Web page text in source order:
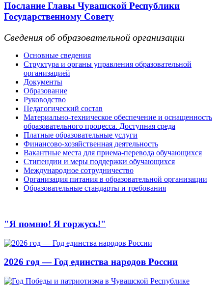
Послание Главы Чувашской Республики
Государственному Совету
Сведения об образовательной организации
Основные сведения
Структура и органы управления образовательной
организацией
Документы
Образование
Руководство
Педагогический состав
Материально-техническое обеспечение и оснащенность
образовательного процесса. Доступная среда
Платные образовательные услуги
Финансово-хозяйственная деятельность
Вакантные места для приема-перевода обучающихся
Стипендии и меры поддержки обучающихся
Международное сотрудничество
Организация питания в образовательной организации
Образовательные стандарты и требования
"Я помню! Я горжусь!"
2026 год — Год единства народов России